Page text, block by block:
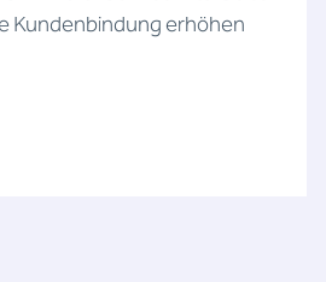
Kundenbindung erhöhen